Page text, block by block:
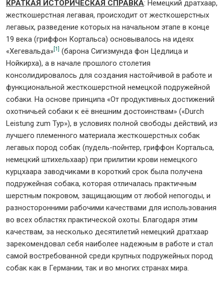
КРАТКАЯ ИСТОРИЧЕСКАЯ СПРАВКА: Немецкий дратхаар,
жесткошерстная легавая, происходит от жесткошерстных
легавых, разведение которых на начальном этапе в конце
19 века (гриффон Кортальса) основывалось на идеях
«Хегевальда» [1]
(барона Сигизмунда фон Цедлица и
Нойкирха), а в начале прошлого столетия
консолидировалось для создания настойчивой в работе и
функциональной жесткошерстной немецкой подружейной
собаки. На основе принципа «От продуктивных достижений
охотничьей собаки к её внешним достоинствам» («Durch
Leistung zum Typ»), в условиях полной свободы действий, из
лучшего племенного материала жесткошерстных собак
легавых пород собак (пудель-пойнтер, гриффон Кортальса,
немецкий штихельхаар) при прилитии крови немецкого
курцхаара заводчиками в короткий срок была получена
подружейная собака, которая отличалась практичным
шерстным покровом, защищающим от любой непогоды, и
разносторонними рабочими качествами для использования
во всех областях практической охоты. Благодаря этим
качествам, за несколько десятилетий немецкий дратхаар
зарекомендовал себя наиболее надежным в работе и стал
самой востребованной среди крупных подружейных пород
собак как в Германии, так и во многих странах мира.